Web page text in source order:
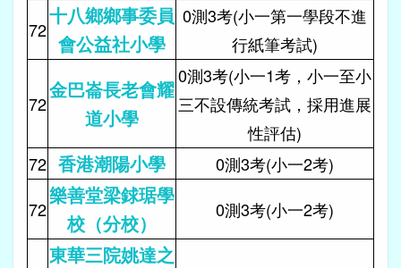
72
十八鄉鄉事委員
會公益社小學
0測3考(小一第一學段不進
行紙筆考試)
72
金巴崙長老會耀
道小學
0測3考(小一1考，小一至小
三不設傳統考試，採用進展
性評估)
72 香港潮陽小學
0測3考(小一2考)
72
樂善堂梁銶琚學
校（分校）
0測3考(小一2考)
東華三院姚達之